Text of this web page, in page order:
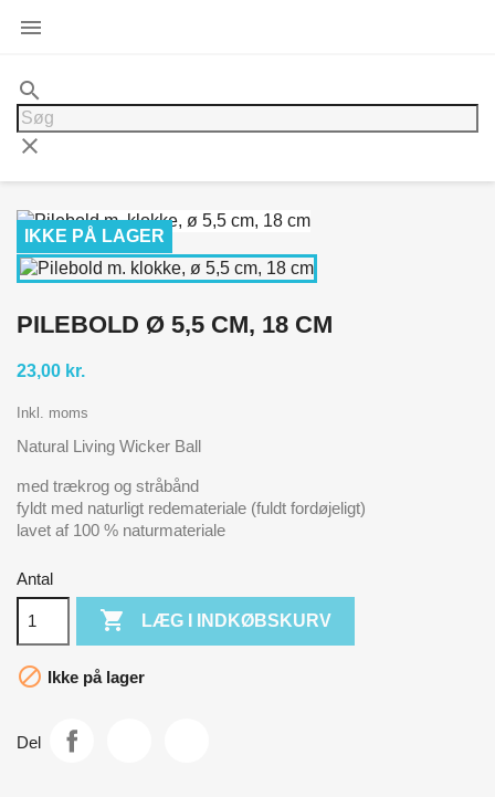

search
clear
IKKE PÅ LAGER
PILEBOLD Ø 5,5 CM, 18 CM
23,00 kr.
Inkl. moms
Natural Living Wicker Ball
med trækrog og stråbånd
fyldt med naturligt redemateriale (fuldt fordøjeligt)
lavet af 100 % naturmateriale
Antal
 LÆG I INDKØBSKURV
 Ikke på lager
Del